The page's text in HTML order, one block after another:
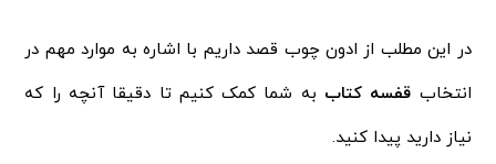
در این مطلب از ادون چوب قصد داریم با اشاره به موارد مهم در
انتخاب قفسه کتاب به شما کمک کنیم تا دقیقا آنچه را که
نیاز دارید پیدا کنید.